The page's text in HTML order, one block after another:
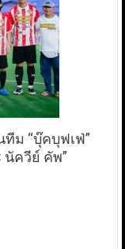
ม “บุ๊คบุฟเฟ่”
นัควีย์ คัพ”